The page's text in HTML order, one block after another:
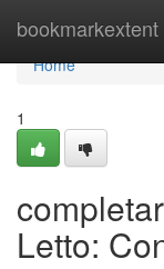
bookmarkextent
Home
Home
1
Letto: